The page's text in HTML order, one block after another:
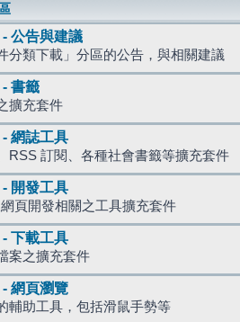
公告與建議
分類下載」分區的公告，與相關建議
書籤
擴充套件
網誌工具
RSS 訂閱、各種社會書籤等擴充套件
開發工具
頁開發相關之工具擴充套件
下載工具
案之擴充套件
網頁瀏覽
輔助工具，包括滑鼠手勢等